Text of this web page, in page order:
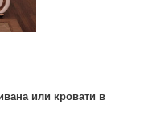
или кровати в